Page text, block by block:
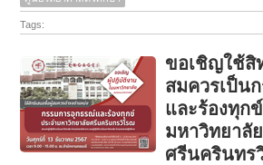
Tags:
ขอเชิญใช้สิ
สมควรเป็น
และร้องทุก
มหาวิทยาลัย
ศรีนครินทร